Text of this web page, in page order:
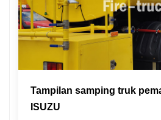
Tampilan samping truk
ISUZU